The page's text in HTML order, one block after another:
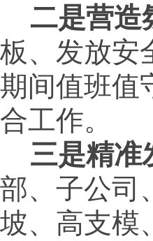
二是营造
板、发放安
期间值班值
合工作。
三是精准
部、子公司
坡、高支模